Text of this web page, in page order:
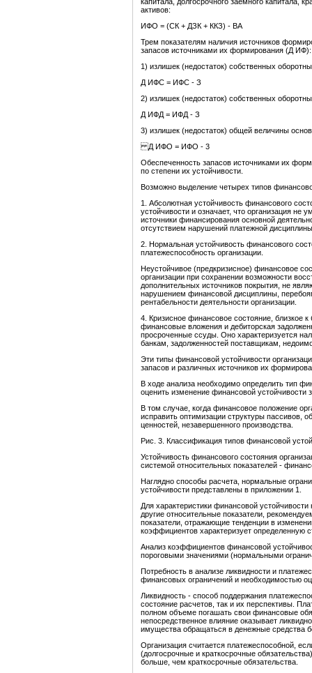
активов:
ИФО = (СК + ДЗК + ККЗ) - ВА
Трем показателям наличия источников
запасов источниками их формирования (Д ИФ):
1) излишек (недостаток) собственных
Д ИФС = ИФС - З
2) излишек (недостаток) собственных
Д ИФД = ИФД - З
3) излишек (недостаток) общей величины
Д ИФО = ИФО - 3
Обеспеченность запасов источниками их
по степени их устойчивости.
Возможно выделение четырех типов
1. Абсолютная устойчивость финансового
устойчивости и означает, что организация не
источники финансирования основной
отсутствием нарушений платежной
2. Нормальная устойчивость финансового
платежеспособность организации.
Неустойчивое (предкризисное) финансовое
организации при сохранении возможности
дополнительных источников покрытия, не
нарушением финансовой дисциплины,
рентабельности деятельности организации.
4. Кризисное финансовое состояние, близкое
финансовые вложения и дебиторская
просроченные ссуды. Оно характеризуется
банкам, задолженностей поставщикам,
Эти типы финансовой устойчивости
запасов и различных источников их
В ходе анализа необходимо определить тип
оценить изменение финансовой устойчивости
В том случае, когда финансовое положение
исправить оптимизации структуры пассивов,
ценностей, незавершенного производства.
Рис. 3. Классификация типов финансовой
Устойчивость финансового состояния
системой относительных показателей -
Наглядно способы расчета, нормальные
устойчивости представлены в приложении 1.
Для характеристики финансовой
другие относительные показатели,
показатели, отражающие тенденции в
коэффициентов характеризует определенную
Анализ коэффициентов финансовой
пороговыми значениями (нормальными
Потребность в анализе ликвидности и
финансовых ограничений и необходимостью
Ликвидность - способ поддержания
состояние расчетов, так и их перспективы.
полном объеме погашать свои финансовые
непосредственное влияние оказывает
имущества обращаться в денежные средства
Организация считается платежеспособной,
(долгосрочные и краткосрочные
больше, чем краткосрочные обязательства.